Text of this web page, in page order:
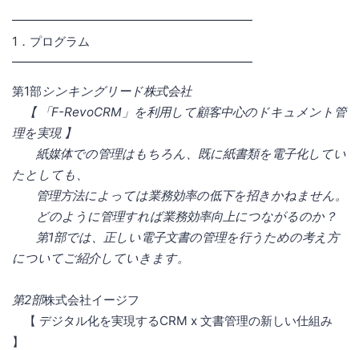
━━━━━━━━━━━━━━━━━━━━
1．プログラム
━━━━━━━━━━━━━━━━━━━━
第1部 シンキングリード株式会社
【 「F-RevoCRM」を利用して顧客中心のドキュメント管
理を実現 】
紙媒体での管理はもちろん、既に紙書類を電子化してい
たとしても、
管理方法によっては業務効率の低下を招きかねません。
どのように管理すれば業務効率向上につながるのか？
第1部では、正しい電子文書の管理を行うための考え方
についてご紹介していきます。
第2部株式会社イージフ
【 デジタル化を実現するCRM x 文書管理の新しい仕組み
】